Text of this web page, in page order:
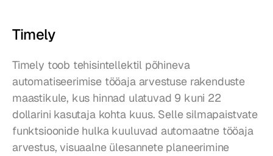
Timely
Timely toob tehisintellektil põhineva
automatiseerimise tööaja arvestuse rakenduste
maastikule, kus hinnad ulatuvad 9 kuni 22
dollarini kasutaja kohta kuus. Selle silmapaistvate
funktsioonide hulka kuuluvad automaatne tööaja
arvestus, visuaalne ülesannete planeerimine